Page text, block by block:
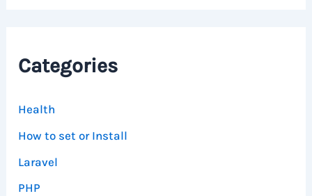
Categories
Health
How to set or Install
Laravel
PHP